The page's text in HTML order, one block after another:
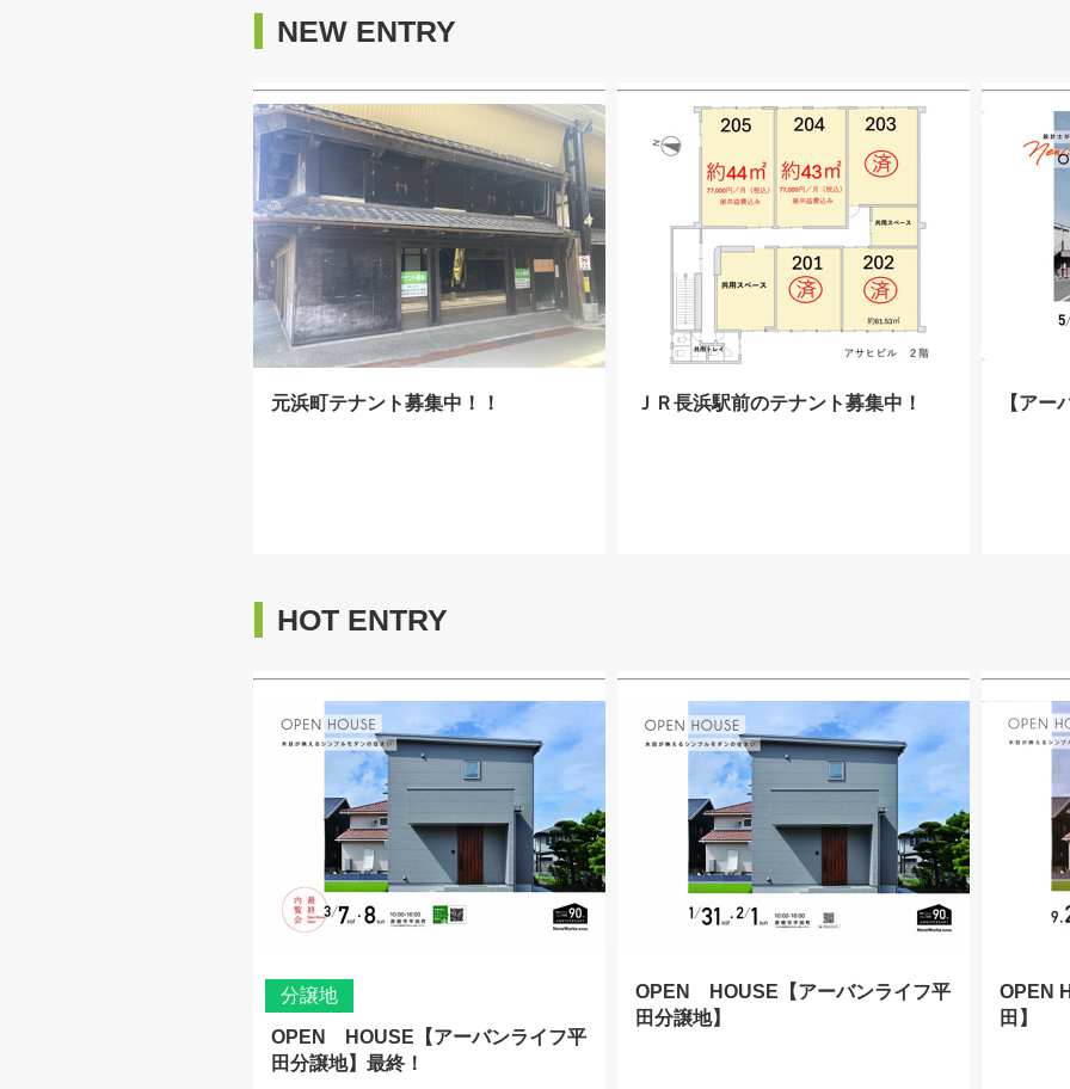
NEW ENTRY
元浜町テナント募集中！！ ＪＲ長浜駅前のテナント募集中！ 【アー
HOT ENTRY
分譲地
OPEN HOUSE【アーバンライフ平
田分譲地】最終！
OPEN HOUSE【アーバンライフ平
田分譲地】
OPEN
田】